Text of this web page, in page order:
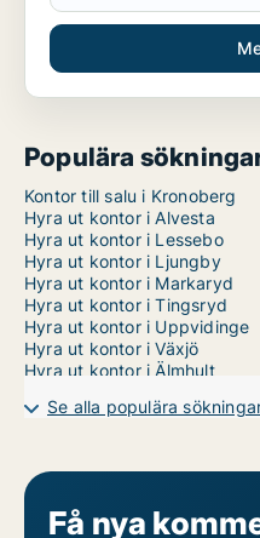
Populära
Kontor till salu i Kronoberg
Hyra ut kontor i Alvesta
Hyra ut kontor i Lessebo
Hyra ut kontor i Ljungby
Hyra ut kontor i Markaryd
Hyra ut kontor i Tingsryd
Hyra ut kontor i Uppvidinge
Hyra ut kontor i Växjö
Hyra ut kontor i Älmhult
Se alla populära
Få nya